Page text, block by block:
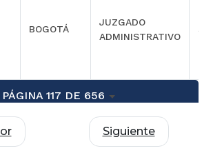
BOGOTÁ
JUZGADO
ADMINISTRATIVO
PÁGINA 117 DE 656
Siguiente